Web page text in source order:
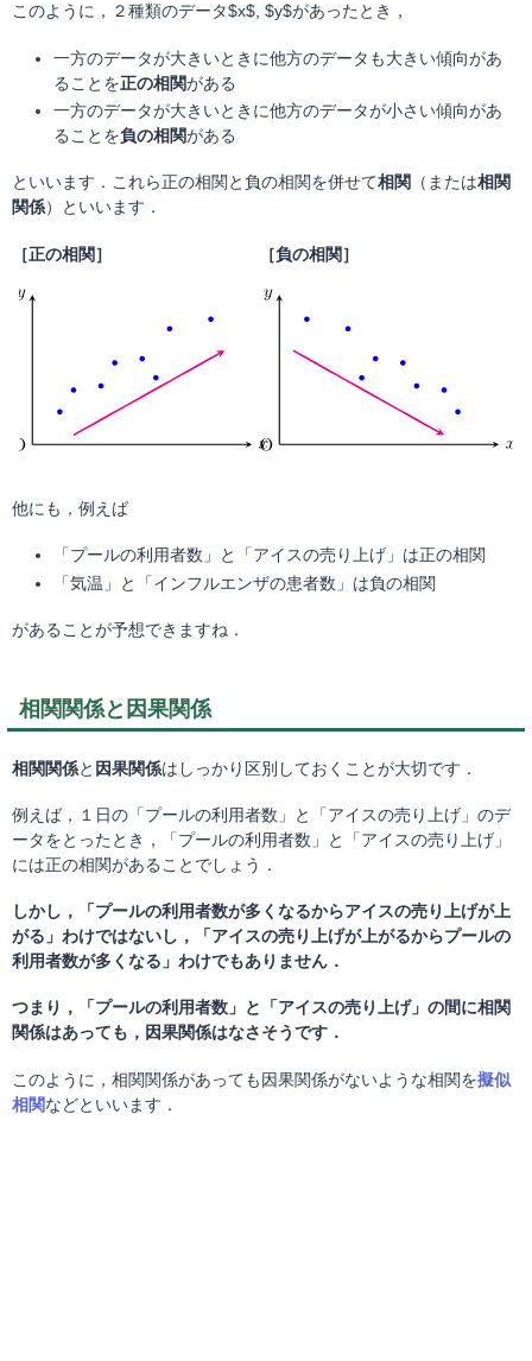
このように，２種類のデータ$x$, $y$があったとき，
一方のデータが大きいときに他方のデータも大きい傾向があ
ることを正の相関がある
一方のデータが大きいときに他方のデータが小さい傾向があ
ることを負の相関がある
といいます．これら正の相関と負の相関を併せて相関 （または相関
関係）といいます．
［正の相関］ ［負の相関］
他にも，例えば
「プールの利用者数」と「アイスの売り上げ」は正の相関
「気温」と「インフルエンザの患者数」は負の相関
があることが予想できますね．
相関関係と因果関係
相関関係と 因果関係はしっかり区別しておくことが大切です．
例えば，１日の「プールの利用者数」と「アイスの売り上げ」のデ
ータをとったとき，「プールの利用者数」と「アイスの売り上げ」
には正の相関があることでしょう．
しかし，「プールの利用者数が多くなるからアイスの売り上げが上
がる」わけではないし，「アイスの売り上げが上がるからプールの
利用者数が多くなる」わけでもありません．
つまり，「プールの利用者数」と「アイスの売り上げ」の間に相関
関係はあっても，因果関係はなさそうです．
このように，相関関係があっても因果関係がないような相関を擬似
相関などといいます．